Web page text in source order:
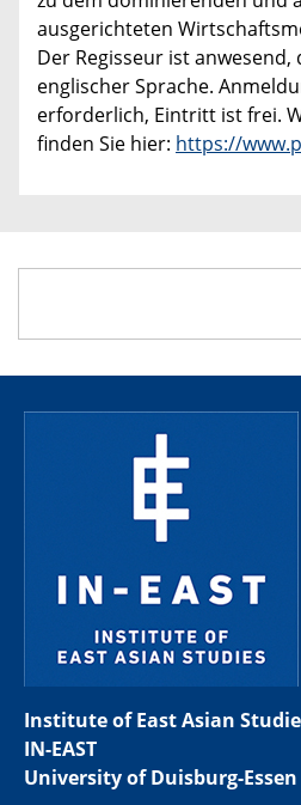
ausgerichteten
Der Regisseur ist anwesend,
englischer Sprache.
erforderlich, Eintritt ist frei.
finden Sie hier: https://
Institute of East Asian
IN-EAST
University of Duisburg-Essen